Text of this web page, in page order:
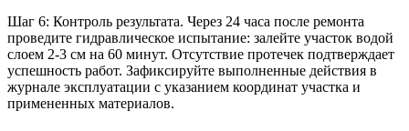
Шаг 6: Контроль результата. Через 24 часа после ремонта
проведите гидравлическое испытание: залейте участок водой
слоем 2-3 см на 60 минут. Отсутствие протечек подтверждает
успешность работ. Зафиксируйте выполненные действия в
журнале эксплуатации с указанием координат участка и
примененных материалов.